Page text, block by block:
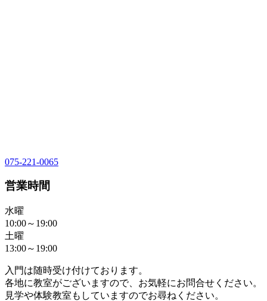
075-221-0065
営業時間
水曜
10:00～19:00
土曜
13:00～19:00
入門は随時受け付けております。
各地に教室がございますので、お気軽にお問合せください。
見学や体験教室もしていますのでお尋ねください。